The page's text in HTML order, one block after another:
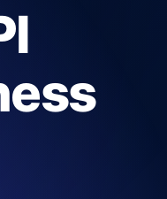
desde 25+ ubicaciones.
de estado de API
de herramientas web gratuitas